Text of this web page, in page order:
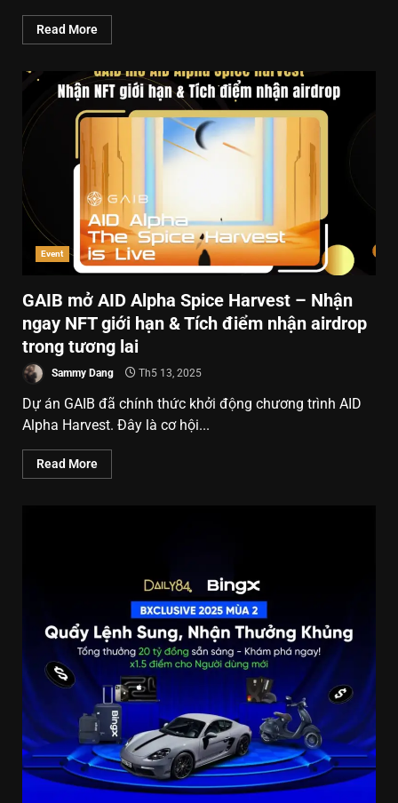
Read More
Event
GAIB mở AID Alpha Spice Harvest – Nhận
ngay NFT giới hạn & Tích điểm nhận airdrop
trong tương lai
Sammy Dang Th5 13, 2025
Dự án GAIB đã chính thức khởi động chương trình AID
Alpha Harvest. Đây là cơ hội...
Read More